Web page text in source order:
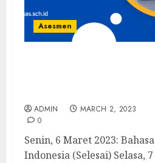
Asesmen
ADMIN
MARCH 2, 2023
0
Senin, 6 Maret 2023: Bahasa
Indonesia (Selesai) Selasa, 7